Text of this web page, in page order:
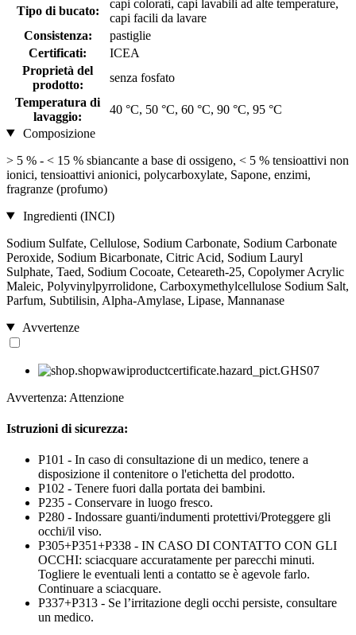
Tipo di bucato:
capi colorati, capi lavabili ad alte temperature,
capi facili da lavare
Consistenza:
pastiglie
Certificati:
ICEA
Proprietà del
prodotto:
senza fosfato
Temperatura di
lavaggio:
40 °C, 50 °C, 60 °C, 90 °C, 95 °C
Composizione
> 5 % - < 15 % sbiancante a base di ossigeno, < 5 % tensioattivi non
ionici, tensioattivi anionici, polycarboxylate, Sapone, enzimi,
fragranze (profumo)
Ingredienti (INCI)
Sodium Sulfate, Cellulose, Sodium Carbonate, Sodium Carbonate
Peroxide, Sodium Bicarbonate, Citric Acid, Sodium Lauryl
Sulphate, Taed, Sodium Cocoate, Ceteareth-25, Copolymer Acrylic
Maleic, Polyvinylpyrrolidone, Carboxymethylcellulose Sodium Salt,
Parfum, Subtilisin, Alpha-Amylase, Lipase, Mannanase
Avvertenze
Avvertenza: Attenzione
Istruzioni di sicurezza:
P101 - In caso di consultazione di un medico, tenere a
disposizione il contenitore o l'etichetta del prodotto.
P102 - Tenere fuori dalla portata dei bambini.
P235 - Conservare in luogo fresco.
P280 - Indossare guanti/indumenti protettivi/Proteggere gli
occhi/il viso.
P305+P351+P338 - IN CASO DI CONTATTO CON GLI
OCCHI: sciacquare accuratamente per parecchi minuti.
Togliere le eventuali lenti a contatto se è agevole farlo.
Continuare a sciacquare.
P337+P313 - Se l’irritazione degli occhi persiste, consultare
un medico.